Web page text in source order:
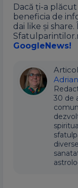
Dacă ți-a
beneficia de
dai like și
GoogleNews!
30 de